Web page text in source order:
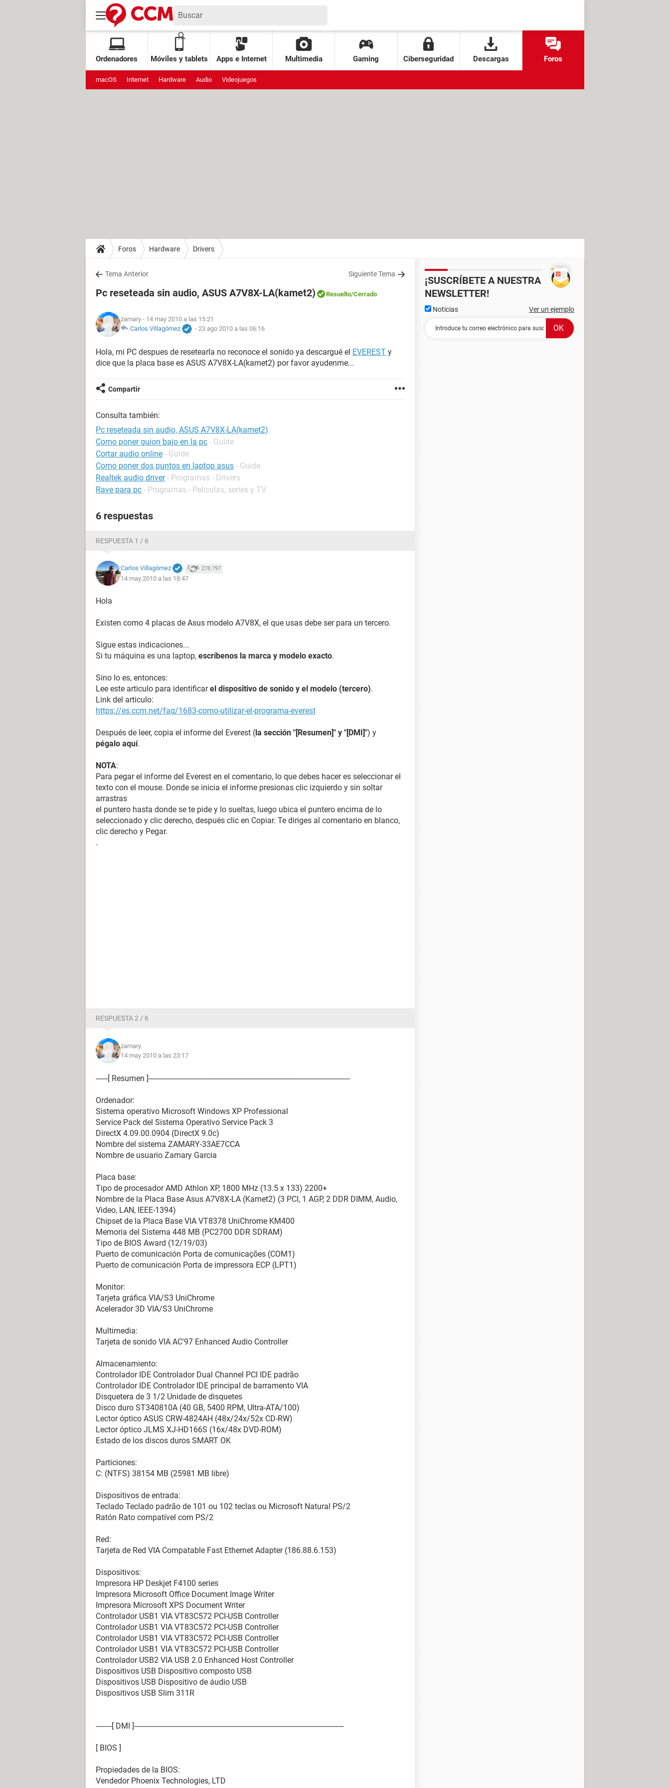
Ordenadores Móviles y tablets Apps e Internet Multimedia Gaming Ciberseguridad Descargas Foros
macOS Internet Hardware Audio Videojuegos
Foros Hardware Drivers
Tema Anterior Siguiente Tema
Pc reseteada sin audio, ASUS A7V8X-LA(kamet2) Resuelto/Cerrado
zamary - 14 may 2010 a las 15:21
Carlos Villagómez
- 23 ago 2010 a las 06:16
Hola, mi PC despues de resetearla no reconoce el sonido ya descargué el EVEREST y
dice que la placa base es ASUS A7V8X-LA(kamet2) por favor ayudenme...
Compartir
Consulta también:
Pc reseteada sin audio, ASUS A7V8X-LA(kamet2)
Como poner guion bajo en la pc - Guide
Cortar audio online - Guide
Como poner dos puntos en laptop asus - Guide
Realtek audio driver - Programas - Drivers
Rave para pc - Programas - Películas, series y TV
6 respuestas
RESPUESTA 1 / 6
Carlos Villagómez 278.797
14 may 2010 a las 18:47
Hola
Existen como 4 placas de Asus modelo A7V8X, el que usas debe ser para un tercero.
Sigue estas indicaciones...
Si tu máquina es una laptop, escríbenos la marca y modelo exacto.
Sino lo es, entonces:
Lee este articulo para identificarel dispositivo de sonido y el modelo (tercero).
Link del articulo:
https://es.ccm.net/faq/1683-como-utilizar-el-programa-everest
Después de leer, copia el informe del Everest (la sección "[Resumen]" y "[DMI]") y
pégalo aquí.
NOTA:
Para pegar el informe del Everest en el comentario, lo que debes hacer es seleccionar el
texto con el mouse. Donde se inicia el informe presionas clic izquierdo y sin soltar
arrastras
el puntero hasta donde se te pide y lo sueltas, luego ubica el puntero encima de lo
seleccionado y clic derecho, después clic en Copiar. Te diriges al comentario en blanco,
clic derecho y Pegar.
.
RESPUESTA 2 / 6
zamary
14 may 2010 a las 23:17
------[ Resumen ]-----------------------------------------------------------------------------------------------------
Ordenador:
Sistema operativo Microsoft Windows XP Professional
Service Pack del Sistema Operativo Service Pack 3
DirectX 4.09.00.0904 (DirectX 9.0c)
Nombre del sistema ZAMARY-33AE7CCA
Nombre de usuario Zamary Garcia
Placa base:
Tipo de procesador AMD Athlon XP, 1800 MHz (13.5 x 133) 2200+
Nombre de la Placa Base Asus A7V8X-LA (Kamet2) (3 PCI, 1 AGP, 2 DDR DIMM, Audio,
Video, LAN, IEEE-1394)
Chipset de la Placa Base VIA VT8378 UniChrome KM400
Memoria del Sistema 448 MB (PC2700 DDR SDRAM)
Tipo de BIOS Award (12/19/03)
Puerto de comunicación Porta de comunicações (COM1)
Puerto de comunicación Porta de impressora ECP (LPT1)
Monitor:
Tarjeta gráfica VIA/S3 UniChrome
Acelerador 3D VIA/S3 UniChrome
Multimedia:
Tarjeta de sonido VIA AC'97 Enhanced Audio Controller
Almacenamiento:
Controlador IDE Controlador Dual Channel PCI IDE padrão
Controlador IDE Controlador IDE principal de barramento VIA
Disquetera de 3 1/2 Unidade de disquetes
Disco duro ST340810A (40 GB, 5400 RPM, Ultra-ATA/100)
Lector óptico ASUS CRW-4824AH (48x/24x/52x CD-RW)
Lector óptico JLMS XJ-HD166S (16x/48x DVD-ROM)
Estado de los discos duros SMART OK
Particiones:
C: (NTFS) 38154 MB (25981 MB libre)
Dispositivos de entrada:
Teclado Teclado padrão de 101 ou 102 teclas ou Microsoft Natural PS/2
Ratón Rato compatível com PS/2
Red:
Tarjeta de Red VIA Compatable Fast Ethernet Adapter (186.88.6.153)
Dispositivos:
Impresora HP Deskjet F4100 series
Impresora Microsoft Office Document Image Writer
Impresora Microsoft XPS Document Writer
Controlador USB1 VIA VT83C572 PCI-USB Controller
Controlador USB1 VIA VT83C572 PCI-USB Controller
Controlador USB1 VIA VT83C572 PCI-USB Controller
Controlador USB1 VIA VT83C572 PCI-USB Controller
Controlador USB2 VIA USB 2.0 Enhanced Host Controller
Dispositivos USB Dispositivo composto USB
Dispositivos USB Dispositivo de áudio USB
Dispositivos USB Slim 311R
--------[ DMI ]---------------------------------------------------------------------------------------------------------
[ BIOS ]
Propiedades de la BIOS:
Vendedor Phoenix Technologies, LTD
¡SUSCRÍBETE A NUESTRA
NEWSLETTER!
Noticias Ver un ejemplo